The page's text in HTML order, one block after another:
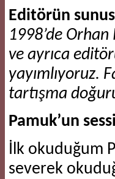
Editörün
1998’de Orhan
ve ayrıca
yayımlıyoruz.
tartışma
Pamuk’un
İlk okuduğum
severek